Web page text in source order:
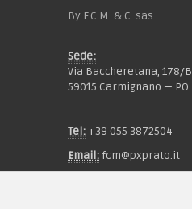
By F.C.M. & C. sas
Sede:
Via Baccheretana, 178/B
59015 Carmignano — PO
Tel: +39 055 3872504
Email: fcm@pxprato.it